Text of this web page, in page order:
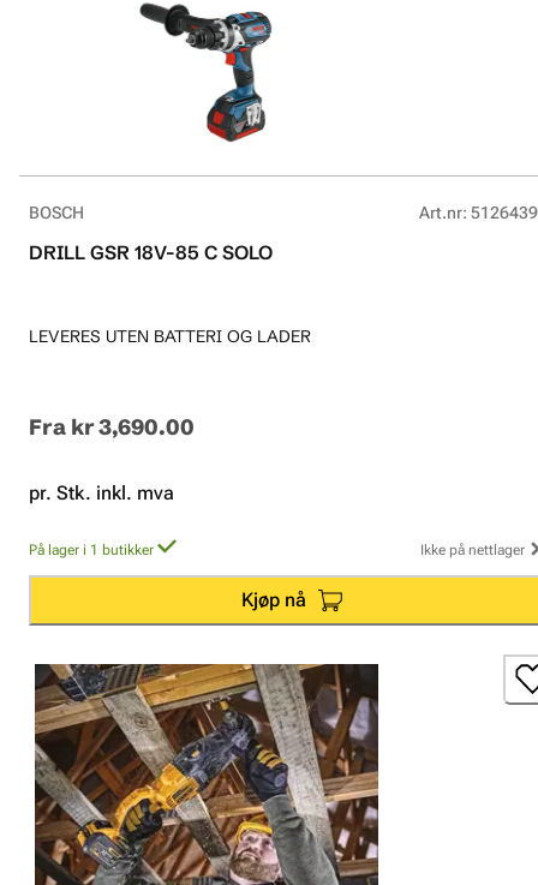
BOSCH Art.nr:
DRILL GSR 18V-85 C SOLO
LEVERES UTEN BATTERI OG LADER
Fra kr 3,690.00
pr. Stk. inkl. mva
På lager i 1 butikker Ikke på nettlager
Kjøp nå